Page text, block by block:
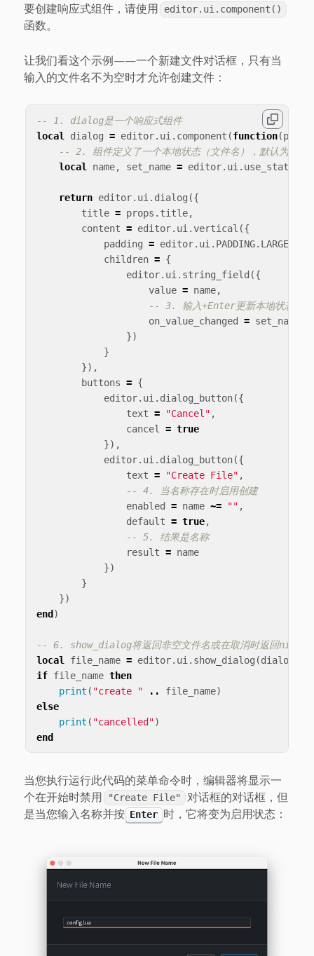
要创建响应式组件，请使用 editor.ui.component()
函数。
让我们看这个示例——一个新建文件对话框，只有当
输入的文件名不为空时才允许创建文件：
-- 1. dialog是一个响应式组件
local
dialog = editor. ui . component (function(props
-- 2. 组件定义了一个本地状态（文件名），默认为空字
local
name, set_name = editor. ui . use_state
return editor. ui . dialog ({
title = props . title,
content = editor. ui .vertical ({
padding = editor. ui . PADDING. LARGE
children = {
editor. ui . string_field ({
value = name,
-- 3. 输入+Enter更新本地状态
on_value_changed
= set_name
})
}
}),
buttons = {
editor. ui . dialog_button({
text = "Cancel" ,
cancel
= true
}),
editor. ui . dialog_button({
text = "Create File" ,
-- 4. 当名称存在时启用创建
enabled
= name ~= "" ,
default = true,
-- 5. 结果是名称
result = name
})
}
})
end )
-- 6. show_dialog将返回非空文件名或在取消时返回nil
local
file_name = editor. ui . show_dialog (dialog
if file_name then
print ( "create " .. file_name)
else
print ( "cancelled")
end
当您执行运行此代码的菜单命令时，编辑器将显示一
个在开始时禁用
"Create File"
对话框的对话框，但
是当您输入名称并按 Enter 时，它将变为启用状态：